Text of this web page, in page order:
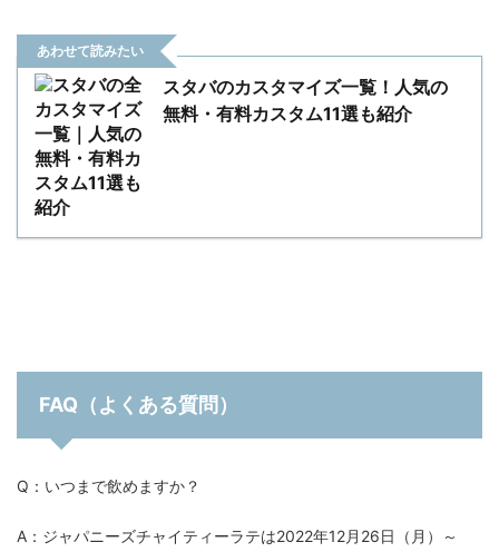
あわせて読みたい
スタバのカスタマイズ一覧！人気の
無料・有料カスタム11選も紹介
FAQ（よくある質問）
Q：いつまで飲めますか？
A：ジャパニーズチャイティーラテは2022年12月26日（月）～